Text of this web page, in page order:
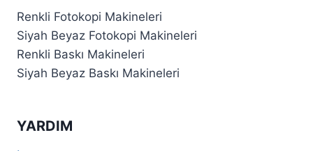
Renkli Fotokopi Makineleri
Siyah Beyaz Fotokopi Makineleri
Renkli Baskı Makineleri
Siyah Beyaz Baskı Makineleri
YARDIM